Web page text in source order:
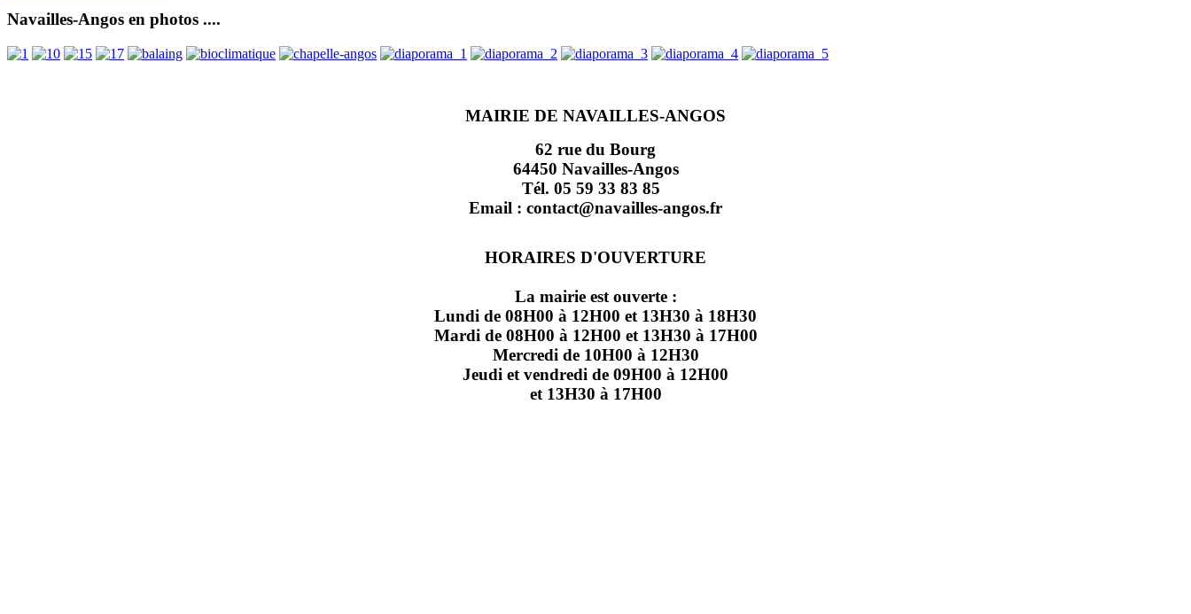
Navailles-Angos en photos ....
MAIRIE DE NAVAILLES-ANGOS
62 rue du Bourg
64450 Navailles-Angos
Tél. 05 59 33 83 85
Email : contact@navailles-angos.fr
HORAIRES D'OUVERTURE
La mairie est ouverte :
Lundi de 08H00 à 12H00 et 13H30 à 18H30
Mardi de 08H00 à 12H00 et 13H30 à 17H00
Mercredi de 10H00 à 12H30
Jeudi et vendredi de 09H00 à 12H00
et 13H30 à 17H00